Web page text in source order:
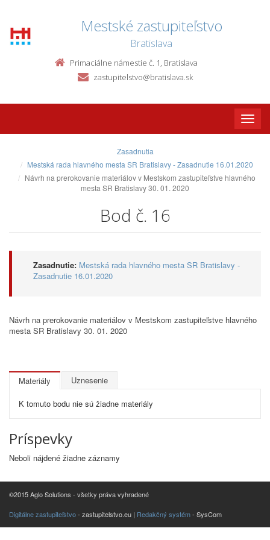
Mestské zastupiteľstvo
Bratislava
Primaciálne námestie č. 1, Bratislava
zastupitelstvo@bratislava.sk
Toggle
Zasadnutia
Mestská rada hlavného mesta SR Bratislavy - Zasadnutie 16.01.2020
Návrh na prerokovanie materiálov v Mestskom zastupiteľstve hlavného
mesta SR Bratislavy 30. 01. 2020
Bod č. 16
Zasadnutie: Mestská rada hlavného mesta SR Bratislavy -
Zasadnutie 16.01.2020
Návrh na prerokovanie materiálov v Mestskom zastupiteľstve hlavného
mesta SR Bratislavy 30. 01. 2020
Materiály Uznesenie
K tomuto bodu nie sú žiadne materiály
Príspevky
Neboli nájdené žiadne záznamy
©2015 Aglo Solutions - všetky práva vyhradené
Digitálne zastupiteľstvo- zastupitelstvo.eu | Redakčný systém- SysCom